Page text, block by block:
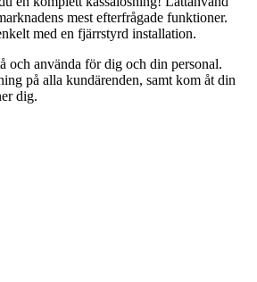
mest efterfrågade funktioner.
med en fjärrstyrd installation.
och använda för dig och din personal.
på alla kundärenden, samt kom åt din
dig.